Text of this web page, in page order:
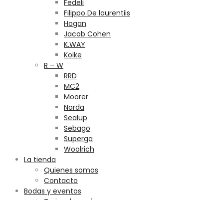
Fedeli
Filippo De laurentiis
Hogan
Jacob Cohen
K.WAY
Koike
R – W
RRD
MC2
Moorer
Norda
Sealup
Sebago
Superga
Woolrich
La tienda
Quienes somos
Contacto
Bodas y eventos